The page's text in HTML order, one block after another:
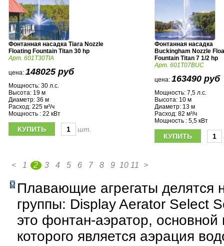
Фонтанная насадка Tiara Nozzle
Floating Fountain Titan 30 hp
Арт. 601T30TIA
цена: 148025 руб
Мощность: 30 л.с.
Высота: 19 м
Диаметр: 36 м
Расход: 225 м³/ч
Мощность : 22 кВт
шт.
Фонтанная насадка
Buckingham Nozzle
Fountain Titan 7 1/2 hp
Арт. 601T07BUC
цена: 163490 руб
Мощность: 7,5 л.с.
Высота: 10 м
Диаметр: 13 м
Расход: 82 м³/ч
Мощность : 5,5 кВт
< 1 2 3 4 5 6 7 8 9 10 11 >
Плавающие агрегаты делятся
группы: Display Aerator Select
это фонтан-аэратор,
которого является аэрация